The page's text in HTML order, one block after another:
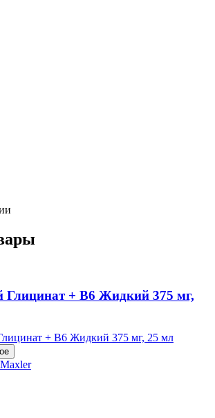
+ В6 Жидкий 375 мг,
Maxler